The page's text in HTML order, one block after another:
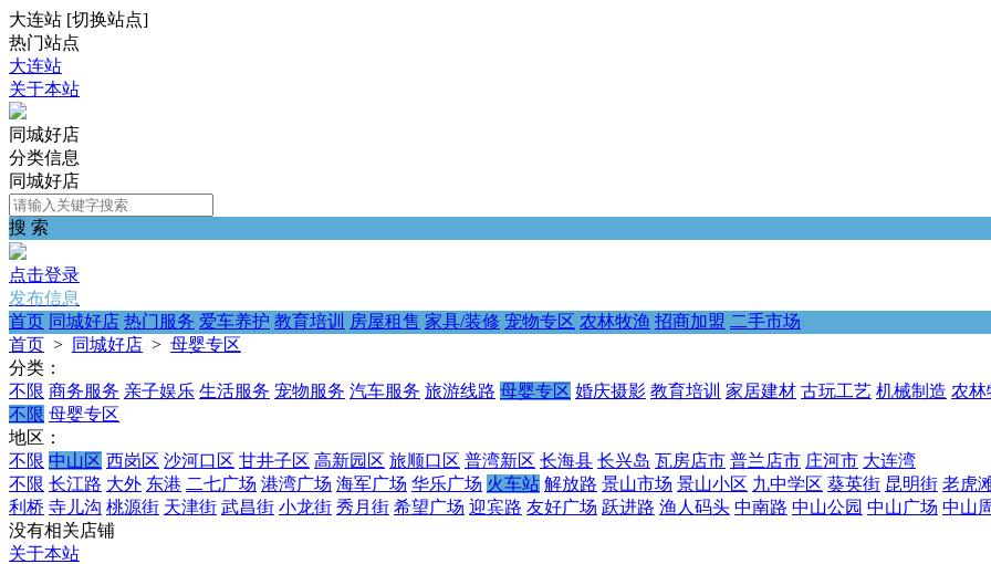
大连站 [切换站点]
热门站点
大连站
关于本站
同城好店
分类信息
同城好店
搜 索
点击登录
发布信息
首页 同城好店 热门服务 爱车养护 教育培训 房屋租售 家具/装修 宠物专区 农林牧渔 招商加盟 二手市场
首页 > 同城好店 > 母婴专区
分类：
不限 商务服务 亲子娱乐 生活服务 宠物服务 汽车服务 旅游线路 母婴专区 婚庆摄影 教育培训 家居建材 古玩工艺 机械制造 农林
不限 母婴专区
地区：
不限 中山区 西岗区 沙河口区 甘井子区 高新园区 旅顺口区 普湾新区 长海县 长兴岛 瓦房店市 普兰店市 庄河市 大连湾
不限 长江路 大外 东港 二七广场 港湾广场 海军广场 华乐广场 火车站 解放路 景山市场 景山小区 九中学区 葵英街 昆明街 老虎
利桥 寺儿沟 桃源街 天津街 武昌街 小龙街 秀月街 希望广场 迎宾路 友好广场 跃进路 渔人码头 中南路 中山公园 中山广场 中山
没有相关店铺
关于本站